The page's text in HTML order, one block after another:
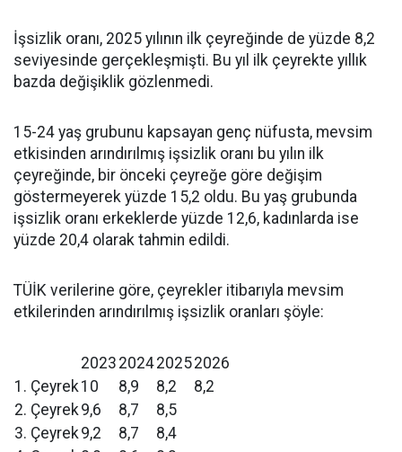
İşsizlik oranı, 2025 yılının ilk çeyreğinde de yüzde 8,2
seviyesinde gerçekleşmişti. Bu yıl ilk çeyrekte yıllık
bazda değişiklik gözlenmedi.
15-24 yaş grubunu kapsayan genç nüfusta, mevsim
etkisinden arındırılmış işsizlik oranı bu yılın ilk
çeyreğinde, bir önceki çeyreğe göre değişim
göstermeyerek yüzde 15,2 oldu. Bu yaş grubunda
işsizlik oranı erkeklerde yüzde 12,6, kadınlarda ise
yüzde 20,4 olarak tahmin edildi.
TÜİK verilerine göre, çeyrekler itibarıyla mevsim
etkilerinden arındırılmış işsizlik oranları şöyle:
2023 202420252026
1. Çeyrek10 8,9 8,2
8,2
2. Çeyrek9,6 8,7
8,5
3. Çeyrek9,2 8,7
8,4